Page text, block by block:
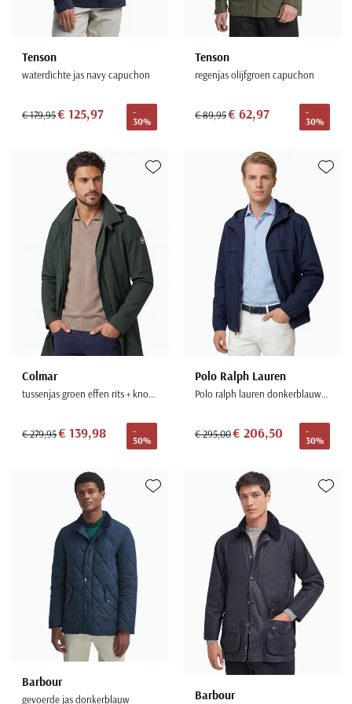
Tenson
waterdichte jas navy capuchon
€ 179,95€ 125,97
-
30%
Tenson
regenjas olijfgroen capuchon
€ 89,95€ 62,97
-
30%
Colmar
tussenjas groen effen rits + knoop slim fit capuchon afneembaar
€ 279,95€ 139,98
-
50%
Toevoegen aan favorieten
Polo Ralph Lauren
Polo ralph lauren donkerblauw regenjas polyester
€ 295,00€ 206,50
-
30%
Barbour
gevoerde jas donkerblauw
Toevoegen aan favorieten
Barbour